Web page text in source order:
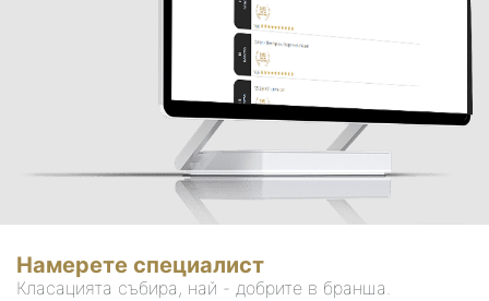
Намерете специалист
Класацията събира, най - добрите в бранша.